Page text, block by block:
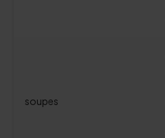
soupes